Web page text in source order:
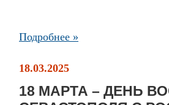
Подробнее »
18.03.2025
18 МАРТА – ДЕНЬ